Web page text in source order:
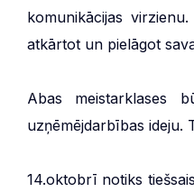
komunikācijas
atkārtot un pielāgot
Abas meistarklases
uzņēmējdarbības ideju.
14.oktobrī notiks